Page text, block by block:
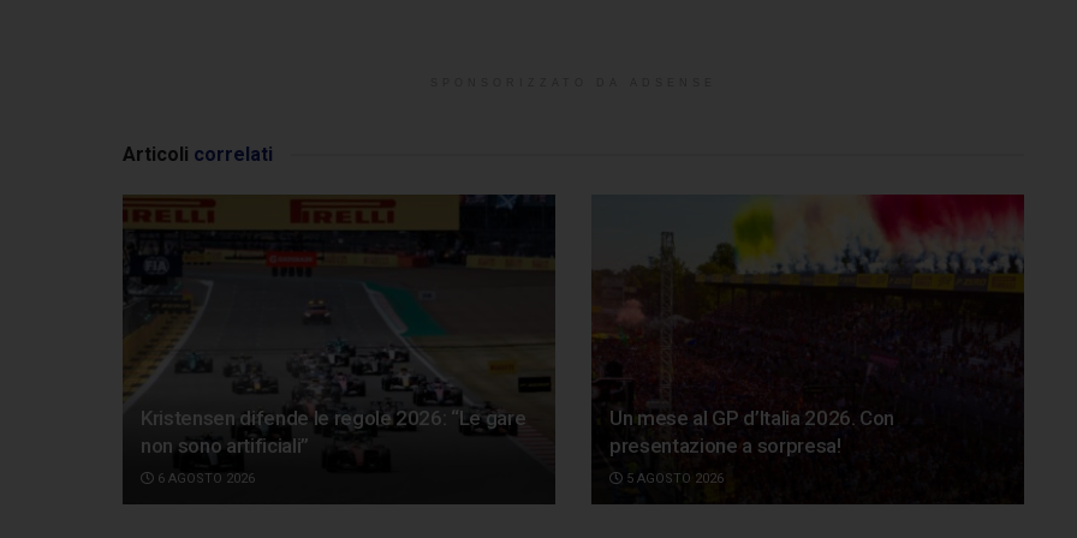
Articoli correlati
Kristensen difende le regole 2026: “Le gare
non sono artificiali”
6 AGOSTO 2026
Un mese al GP d’Italia 2026. Con
presentazione a sorpresa!
5 AGOSTO 2026